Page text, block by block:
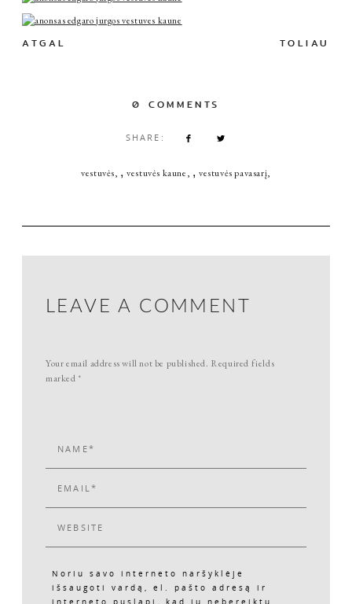
ATGAL TOLIAU
0 COMMENTS
SHARE:
vestuvės ,vestuvės kaune , vestuvės pavasarį
LEAVE A COMMENT
Your email address will not be published. Required fields
marked *
Noriu savo interneto naršyklėje
išsaugoti vardą, el. pašto adresą ir